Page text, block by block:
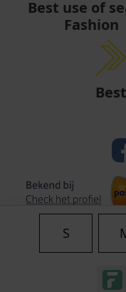
S
Best use of
Fashion
Algemene